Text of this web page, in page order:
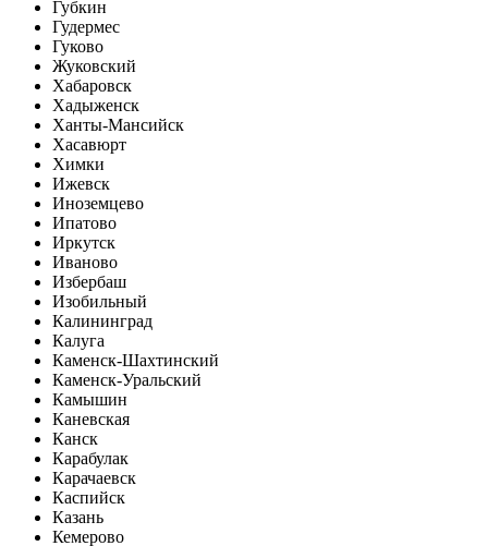
Губкин
Гудермес
Гуково
Жуковский
Хабаровск
Хадыженск
Ханты-Мансийск
Хасавюрт
Химки
Ижевск
Иноземцево
Ипатово
Иркутск
Иваново
Избербаш
Изобильный
Калининград
Калуга
Каменск-Шахтинский
Каменск-Уральский
Камышин
Каневская
Канск
Карабулак
Карачаевск
Каспийск
Казань
Кемерово